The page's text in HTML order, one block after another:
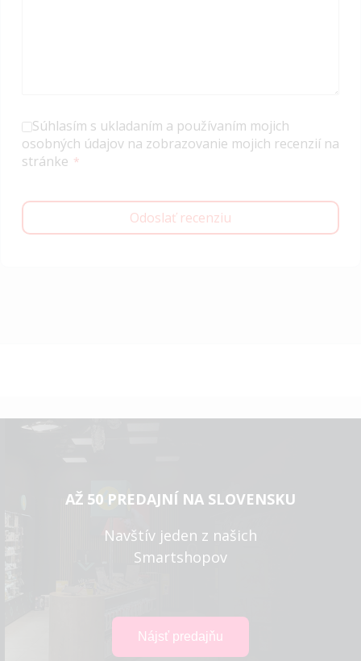
Súhlasím s ukladaním a používaním mojich
osobných údajov na zobrazovanie mojich recenzií na
stránke
Odoslať recenziu
AŽ 50 PREDAJNÍ NA SLOVENSKU
Navštív jeden z našich
Smartshopov